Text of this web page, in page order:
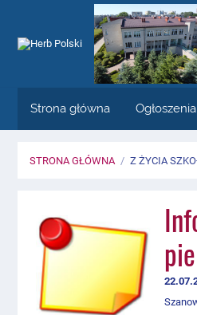
Strona główna Ogłoszenia
STRONA GŁÓWNA / Z ŻYCIA
życia
szkoły